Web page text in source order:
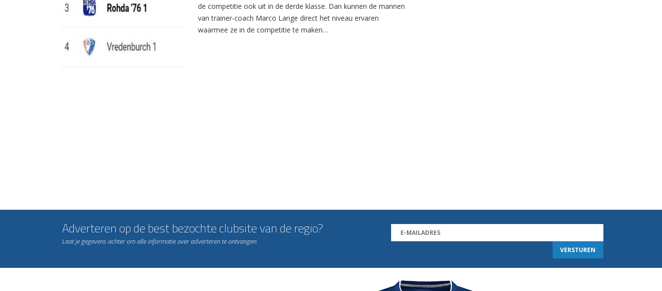
de competitie ook uit in de derde klasse. Dan kunnen de mannen
van trainer-coach Marco Lange direct het niveau ervaren
waarmee ze in de competitie te maken…
Adverteren op de best bezochte clubsite van de regio?
Laat je gegevens achter om alle informatie over adverteren te ontvangen